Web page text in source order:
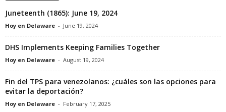
Juneteenth (1865): June 19, 2024
Hoy en Delaware - June 19, 2024
DHS Implements Keeping Families Together
Hoy en Delaware - August 19, 2024
Fin del TPS para venezolanos: ¿cuáles son las opciones para
evitar la deportación?
Hoy en Delaware - February 17, 2025